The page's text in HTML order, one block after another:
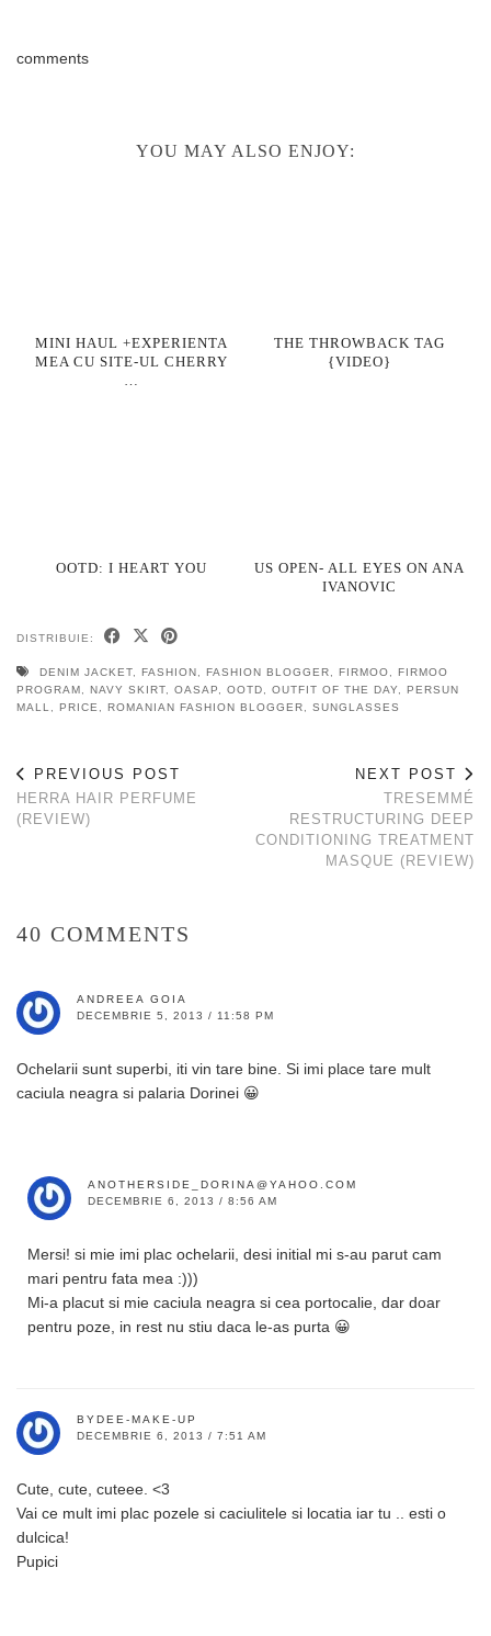
comments
YOU MAY ALSO ENJOY:
MINI HAUL +EXPERIENTA
MEA CU SITE-UL CHERRY
…
THE THROWBACK TAG
{VIDEO}
OOTD: I HEART YOU
US OPEN- ALL EYES ON ANA
IVANOVIC
DISTRIBUIE:
DENIM JACKET FASHION FASHION BLOGGER FIRMOO
FIRMOO
PROGRAM
NAVY SKIRT OASAP OOTD OUTFIT OF THE DAY
PERSUN
MALL
PRICE ROMANIAN FASHION BLOGGER SUNGLASSES
PREVIOUS POST
HERRA HAIR PERFUME
(REVIEW)
NEXT POST
TRESEMMÉ
RESTRUCTURING DEEP
CONDITIONING TREATMENT
MASQUE (REVIEW)
40 COMMENTS
ANDREEA GOIA
DECEMBRIE 5, 2013 / 11:58 PM
Ochelarii sunt superbi, iti vin tare bine. Si imi place tare mult
caciula neagra si palaria Dorinei 😀
ANOTHERSIDE_DORINA@YAHOO.COM
DECEMBRIE 6, 2013 / 8:56 AM
Mersi! si mie imi plac ochelarii, desi initial mi s-au parut cam
mari pentru fata mea :)))
Mi-a placut si mie caciula neagra si cea portocalie, dar doar
pentru poze, in rest nu stiu daca le-as purta 😀
BYDEE-MAKE-UP
DECEMBRIE 6, 2013 / 7:51 AM
Cute, cute, cuteee. <3
Vai ce mult imi plac pozele si caciulitele si locatia iar tu .. esti o
dulcica!
Pupici